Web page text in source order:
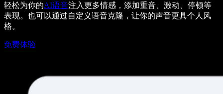
轻松为你的AI语音注入更多情感，添加重音、激动、停顿等
表现。也可以通过自定义语音克隆，让你的声音更具个人风
格。
免费体验